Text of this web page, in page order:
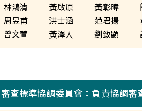
林鴻清
黃啟原 黃彰暐
周昱甫
洪士涵 范君揚
曾文萱
黃澤人 劉致顯
審查標準協調委員會：負責協調審查